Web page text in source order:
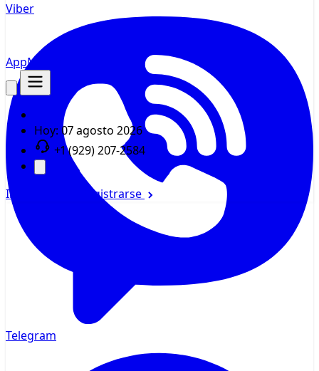
AppMsr
Hoy: 07 agosto 2026
+1 (929) 207-2584
Iniciar sesión Registrarse
Viber
Telegram